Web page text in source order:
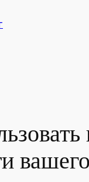
вашего